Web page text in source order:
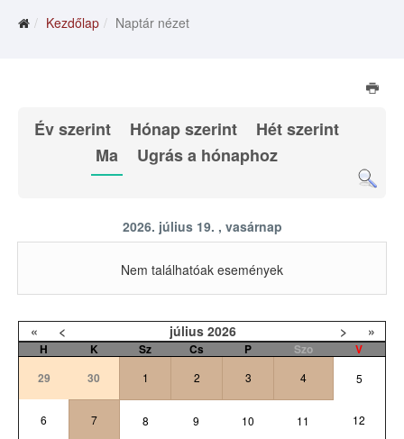
Kezdőlap Naptár nézet
Év szerint Hónap szerint
Hét szerint
Ma
Ugrás a hónaphoz
2026. július 19. , vasárnap
Nem találhatóak események
« < július 2026 > »
H K Sz Cs P Szo
V
29
30 1 2 3 4 5
6 7 8 9 10 11 12